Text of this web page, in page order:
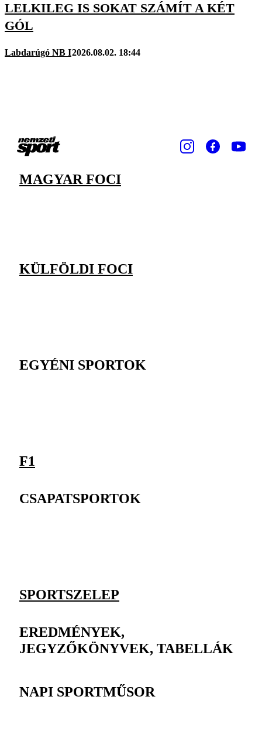
LELKILEG IS SOKAT SZÁMÍT A KÉT
GÓL
Labdarúgó NB I2026.08.02. 18:44
MAGYAR FOCI
KÜLFÖLDI FOCI
EGYÉNI SPORTOK
F1
CSAPATSPORTOK
SPORTSZELEP
EREDMÉNYEK,
JEGYZŐKÖNYVEK, TABELLÁK
NAPI SPORTMŰSOR